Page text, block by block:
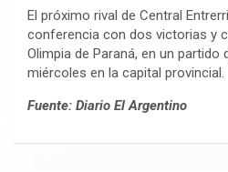
El próximo rival de Central
conferencia con dos victorias y
Olimpia de Paraná, en un partido
miércoles en la capital provincial.
Fuente: Diario El Argentino